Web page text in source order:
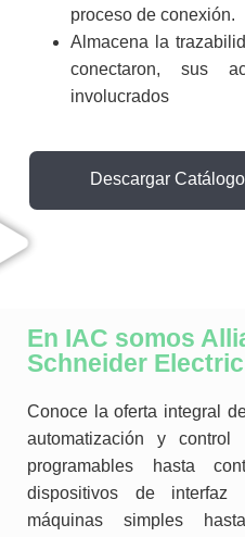
proceso de conexión.
Almacena la
conectaron, sus
involucrados
Descargar Catálogo
En IAC somos
Schneider Electric
Conoce la oferta integral
automatización y
programables hasta
dispositivos de interfaz
máquinas simples